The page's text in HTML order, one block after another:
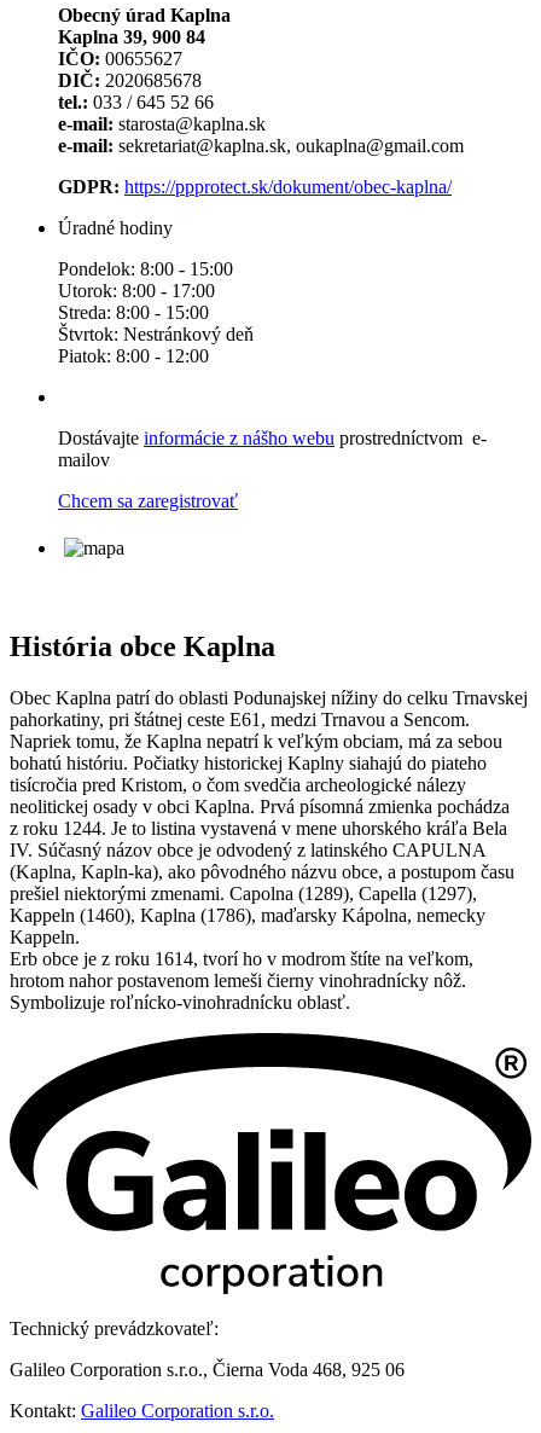
Obecný úrad Kaplna
Kaplna 39, 900 84
IČO: 00655627
DIČ: 2020685678
tel.: 033 / 645 52 66
e-mail: starosta@kaplna.sk
e-mail: sekretariat@kaplna.sk, oukaplna@gmail.com
GDPR: https://ppprotect.sk/dokument/obec-kaplna/
Úradné hodiny
Pondelok: 8:00 - 15:00
Utorok: 8:00 - 17:00
Streda: 8:00 - 15:00
Štvrtok: Nestránkový deň
Piatok: 8:00 - 12:00
Dostávajte informácie z nášho webu prostredníctvom e-
mailov
Chcem sa zaregistrovať
História obce Kaplna
Obec Kaplna patrí do oblasti Podunajskej nížiny do celku Trnavskej
pahorkatiny, pri štátnej ceste E61, medzi Trnavou a Sencom.
Napriek tomu, že Kaplna nepatrí k veľkým obciam, má za sebou
bohatú históriu. Počiatky historickej Kaplny siahajú do piateho
tisícročia pred Kristom, o čom svedčia archeologické nálezy
neolitickej osady v obci Kaplna. Prvá písomná zmienka pochádza
z roku 1244. Je to listina vystavená v mene uhorského kráľa Bela
IV. Súčasný názov obce je odvodený z latinského CAPULNA
(Kaplna, Kapln-ka), ako pôvodného názvu obce, a postupom času
prešiel niektorými zmenami. Capolna (1289), Capella (1297),
Kappeln (1460), Kaplna (1786), maďarsky Kápolna, nemecky
Kappeln.
Erb obce je z roku 1614, tvorí ho v modrom štíte na veľkom,
hrotom nahor postavenom lemeši čierny vinohradnícky nôž.
Symbolizuje roľnícko-vinohradnícku oblasť.
Technický prevádzkovateľ:
Galileo Corporation s.r.o., Čierna Voda 468, 925 06
Kontakt: Galileo Corporation s.r.o.